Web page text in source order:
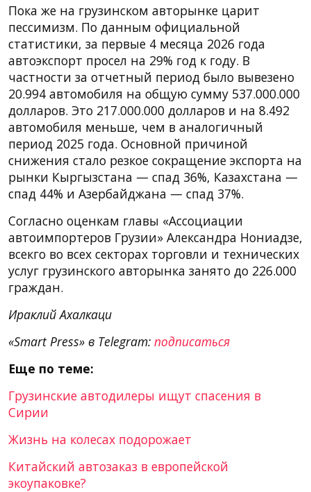
Пока же на грузинском авторынке царит
пессимизм. По данным официальной
статистики, за первые 4 месяца 2026 года
автоэкспорт просел на 29% год к году. В
частности за отчетный период было вывезено
20.994 автомобиля на общую сумму 537.000.000
долларов. Это 217.000.000 долларов и на 8.492
автомобиля меньше, чем в аналогичный
период 2025 года. Основной причиной
снижения стало резкое сокращение экспорта на
рынки Кыргызстана — спад 36%, Казахстана —
спад 44% и Азербайджана — спад 37%.
Согласно оценкам главы «Ассоциации
автоимпортеров Грузии» Александра Нониадзе,
всекго во всех секторах торговли и технических
услуг грузинского авторынка занято до 226.000
граждан.
Ираклий Ахалкаци
«Smart Press» в Telegram: подписаться
Еще по теме:
Грузинские автодилеры ищут спасения в
Сирии
Жизнь на колесах подорожает
Китайский автозаказ в европейской
экоупаковке?